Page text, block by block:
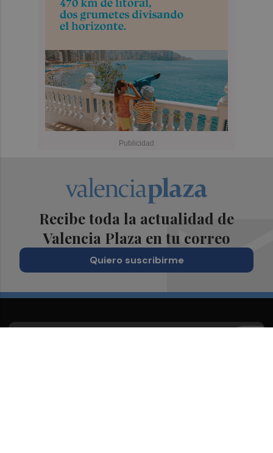
Recibe toda la actualidad de
Valencia Plaza en tu correo
Quiero suscribirme